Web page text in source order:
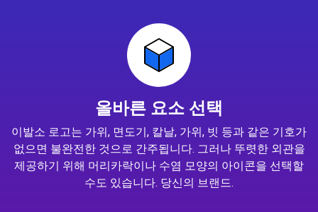
올바른 요소 선택
이발소 로고는 가위, 면도기, 칼날, 가위, 빗 등과 같은 기호가
없으면 불완전한 것으로 간주됩니다. 그러나 뚜렷한 외관을
제공하기 위해 머리카락이나 수염 모양의 아이콘을 선택할
수도 있습니다. 당신의 브랜드.